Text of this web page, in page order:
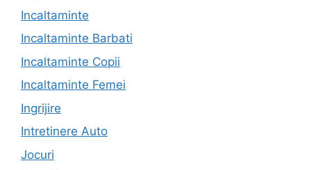
Incaltaminte
Incaltaminte Barbati
Incaltaminte Copii
Incaltaminte Femei
Ingrijire
Intretinere Auto
Jocuri